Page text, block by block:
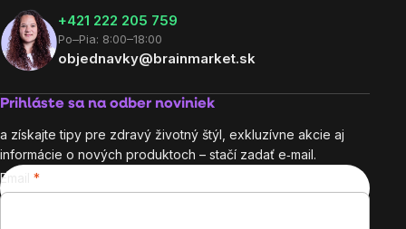
+421 222 205 759
Po–Pia: 8:00–18:00
objednavky@brainmarket.sk
Prihláste sa na odber noviniek
a získajte tipy pre zdravý životný štýl, exkluzívne akcie aj
informácie o nových produktoch – stačí zadať e‑mail.
Email